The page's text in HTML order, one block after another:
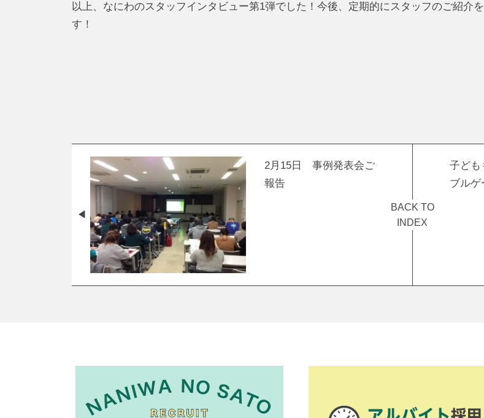
以上、なにわのスタッフインタビュー第1弾でした！今後、定期的にスタッフのご紹介
す！
2月15日 事例発表会ご
報告
BACK TO
INDEX
子ども
ブルゲ